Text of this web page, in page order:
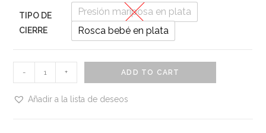
TIPO DE
CIERRE
Presión mariposa en plata
Rosca bebé en plata
de
vidrio
- + ADD TO CART
Añadir a la lista de deseos